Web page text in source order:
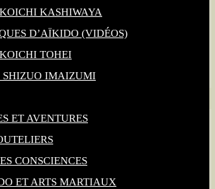
KASHIWAYA
D’AÏKIDO (VIDÉOS)
TOHEI
SHIZUO IMAIZUMI
ET AVENTURES
CONSCIENCES
ET ARTS MARTIAUX